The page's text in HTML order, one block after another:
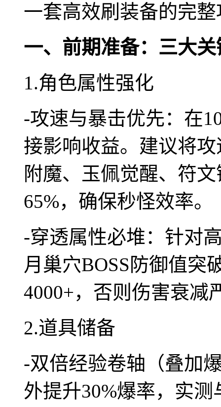
一套高效刷装备的完
一、前期准备：三大
1.角色属性强化
-攻速与暴击优先：在
接影响收益。建议将
附魔、玉佩觉醒、符
65%，确保秒怪效率。
-穿透属性必堆：针对
月巢穴BOSS防御值突
4000+，否则伤害衰减
2.道具储备
-双倍经验卷轴（叠加
外提升30%爆率，实